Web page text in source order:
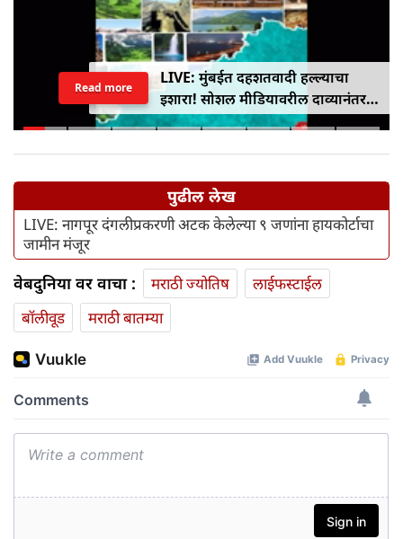
LIVE: मुंबईत दहशतवादी हल्ल्याचा
इशारा! सोशल मीडियावरील दाव्यानंतर
पोलीस सतर्क
Read more
पुढील लेख
LIVE: नागपूर दंगलीप्रकरणी अटक केलेल्या ९ जणांना हायकोर्टाचा
जामीन मंजूर
वेबदुनिया वर वाचा : मराठी ज्योतिष
लाईफस्टाईल
बॉलीवूड
मराठी बातम्या